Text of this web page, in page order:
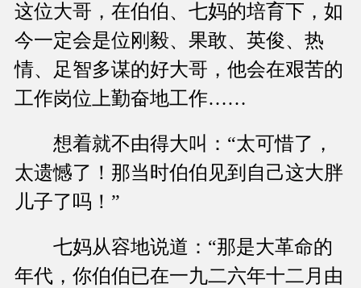
这位大哥，在伯伯、七妈的培育下，如
今一定会是位刚毅、果敢、英俊、热
情、足智多谋的好大哥，他会在艰苦的
工作岗位上勤奋地工作……
想着就不由得大叫：“太可惜了，
太遗憾了！那当时伯伯见到自己这大胖
儿子了吗！”
七妈从容地说道：“那是大革命的
年代，你伯伯已在一九二六年十二月由